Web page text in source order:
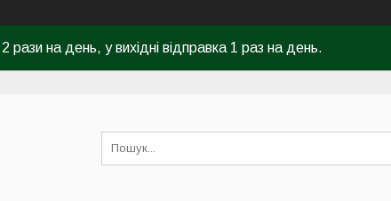
рази на день, у вихідні відправка 1 раз на день.